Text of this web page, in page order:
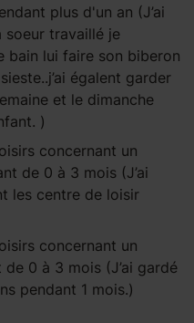
plus d'un an (J’ai
soeur travaillé je
bain lui faire son biberon
égalent garder
et le dimanche
)
concernant un
de 0 à 3 mois (J’ai
les centre de loisir
concernant un
de 0 à 3 mois (J’ai gardé
pendant 1 mois.)